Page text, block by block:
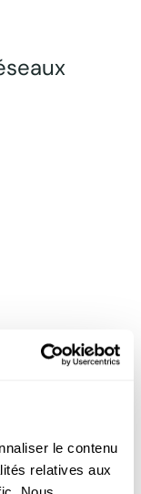
le contenu
relatives aux